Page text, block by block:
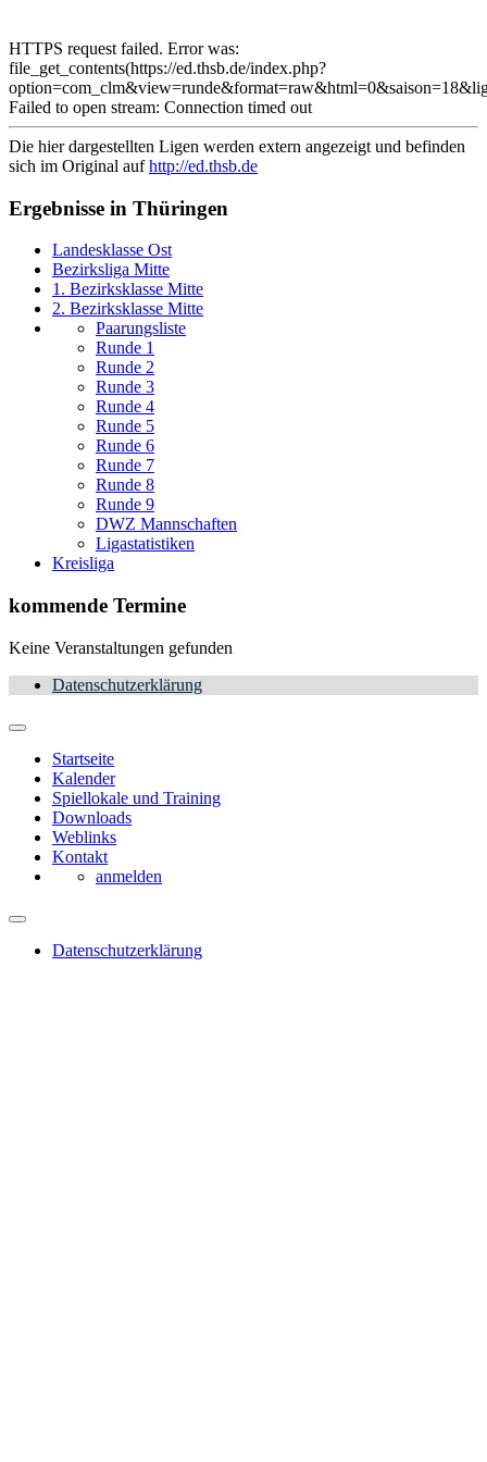
HTTPS request failed. Error was:
file_get_contents(https://ed.thsb.de/index.php?
Failed to open stream: Connection timed out
Die hier dargestellten Ligen werden extern angezeigt und befinden
sich im Original aufhttp://ed.thsb.de
Ergebnisse in Thüringen
Landesklasse Ost
Bezirksliga Mitte
1. Bezirksklasse Mitte
2. Bezirksklasse Mitte
Paarungsliste
Runde 1
Runde 2
Runde 3
Runde 4
Runde 5
Runde 6
Runde 7
Runde 8
Runde 9
DWZ Mannschaften
Ligastatistiken
Kreisliga
kommende Termine
Keine Veranstaltungen gefunden
Datenschutzerklärung
Startseite
Kalender
Spiellokale und Training
Downloads
Weblinks
Kontakt
anmelden
Datenschutzerklärung